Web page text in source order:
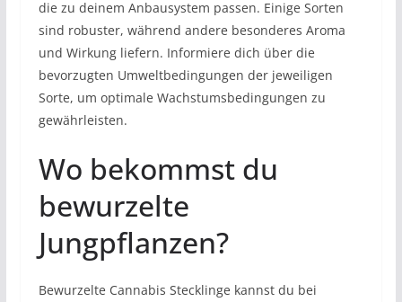
die zu deinem Anbausystem passen. Einige Sorten
sind robuster, während andere besonderes Aroma
und Wirkung liefern. Informiere dich über die
bevorzugten Umweltbedingungen der jeweiligen
Sorte, um optimale Wachstumsbedingungen zu
gewährleisten.
Wo bekommst du
bewurzelte
Jungpflanzen?
Bewurzelte Cannabis Stecklinge kannst du bei